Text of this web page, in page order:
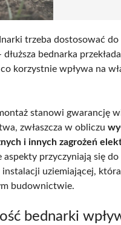
trzeba dostosować
dłuższa bednarka
korzystnie wpływa na
stanowi gwarancję
zwłaszcza w obliczu
i innych zagrożeń
aspekty przyczyniają się
uziemiającej,
budownictwie.
bednarki